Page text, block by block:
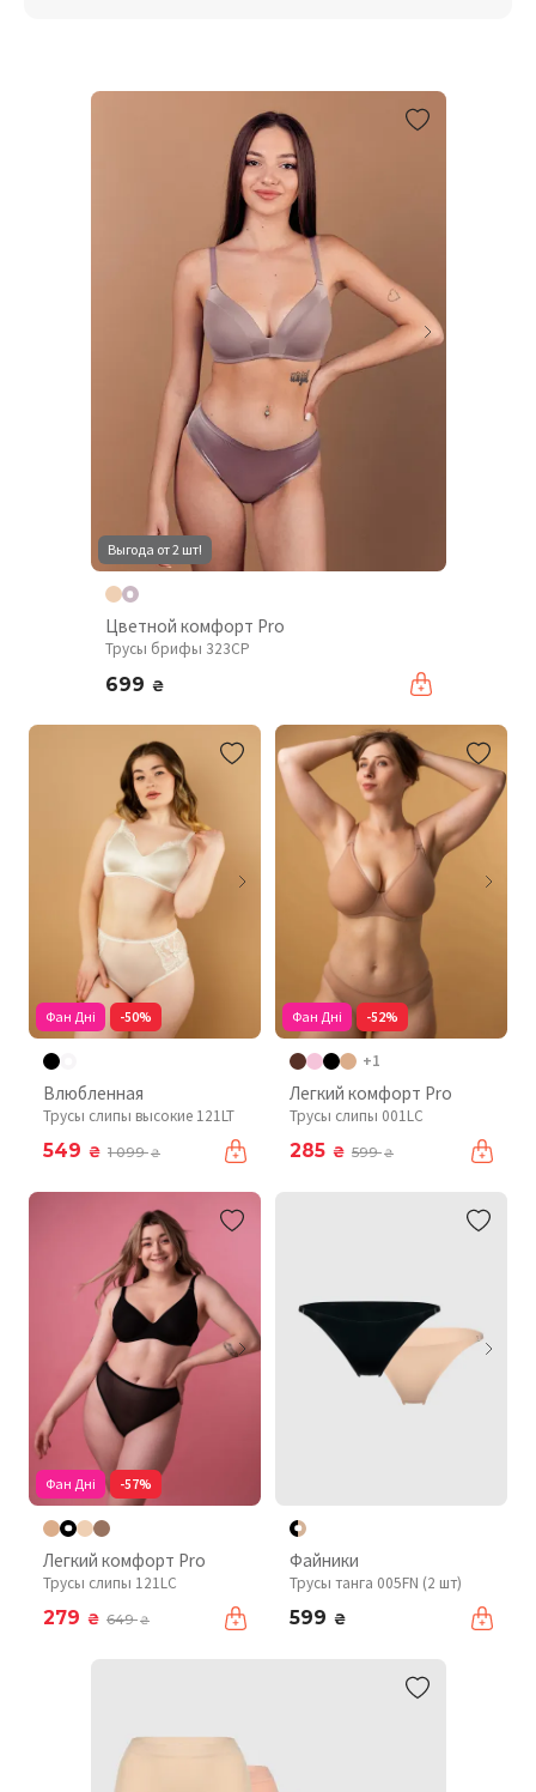
Выгода от 2 шт!
Цветной комфорт Pro
Трусы брифы 323CP
699 ₴
Фан Дні -50%
Влюбленная
Трусы слипы высокие 121LT
549 ₴ 1 099₴
Фан Дні -52%
+1
Легкий комфорт Pro
Трусы слипы 001LC
285 ₴ 599₴
Фан Дні -57%
Легкий комфорт Pro
Трусы слипы 121LC
279 ₴ 649₴
Файники
Трусы танга 005FN (2 шт)
599 ₴